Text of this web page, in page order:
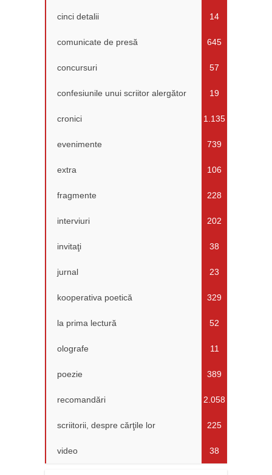
cinci detalii 14
comunicate de presă 645
concursuri 57
confesiunile unui scriitor alergător 19
cronici 1.135
evenimente 739
extra 106
fragmente 228
interviuri 202
invitaţi 38
jurnal 23
kooperativa poetică 329
la prima lectură 52
olografe 11
poezie 389
recomandări 2.058
scriitorii, despre cărţile lor 225
video 38